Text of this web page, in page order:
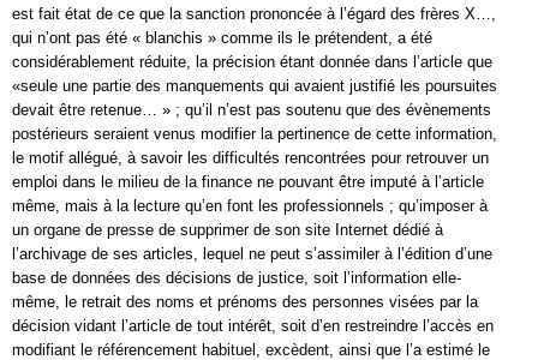
est fait état de ce que la sanction prononcée à l’égard des frères X…,
qui n’ont pas été « blanchis » comme ils le prétendent, a été
considérablement réduite, la précision étant donnée dans l’article que
«seule une partie des manquements qui avaient justifié les poursuites
devait être retenue… » ; qu’il n’est pas soutenu que des évènements
postérieurs seraient venus modifier la pertinence de cette information,
le motif allégué, à savoir les difficultés rencontrées pour retrouver un
emploi dans le milieu de la finance ne pouvant être imputé à l’article
même, mais à la lecture qu’en font les professionnels ; qu’imposer à
un organe de presse de supprimer de son site Internet dédié à
l’archivage de ses articles, lequel ne peut s’assimiler à l’édition d’une
base de données des décisions de justice, soit l’information elle-
même, le retrait des noms et prénoms des personnes visées par la
décision vidant l’article de tout intérêt, soit d’en restreindre l’accès en
modifiant le référencement habituel, excèdent, ainsi que l’a estimé le